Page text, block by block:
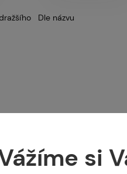
Dle názvu
si